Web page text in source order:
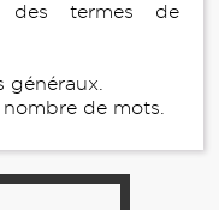
des termes de
généraux.
de mots.